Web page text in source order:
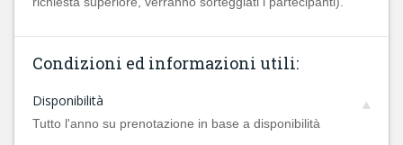
Condizioni ed informazioni utili:
Disponibilità
Tutto l'anno su prenotazione in base a disponibilità